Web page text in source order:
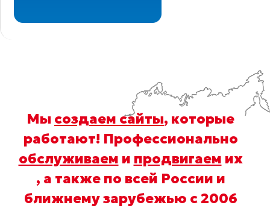
Мы создаем сайты, которые
работают! Профессионально
обслуживаем и продвигаем их
, а также по всей России и
ближнему зарубежью с 2006